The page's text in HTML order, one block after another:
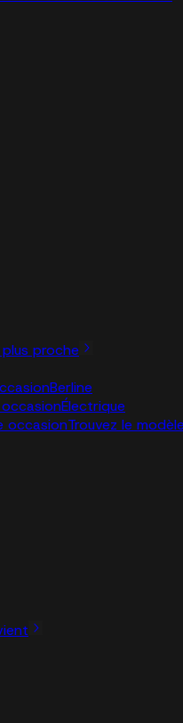
proche
Berline
occasionÉlectrique
occasionTrouvez le